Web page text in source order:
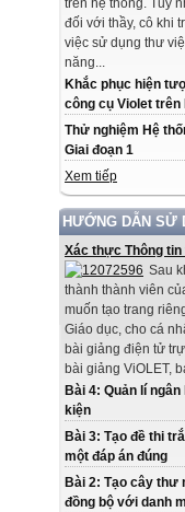
trên hệ thống. Tuy
đối với thầy, cô khi
việc sử dụng thư
năng...
Khắc phục hiện
công cụ Violet trên
Thử nghiệm Hệ
Giai đoạn 1
Xem tiếp
HƯỚNG DẪN SỬ
Xác thực Thông
Sau
thành thành viên
muốn tạo trang
Giáo dục, cho cá
bài giảng điện tử
bài giảng ViOLET,
Bài 4: Quản lí
kiện
Bài 3: Tạo đề thi
một đáp án đúng
Bài 2: Tạo cây thư
đồng bộ với danh